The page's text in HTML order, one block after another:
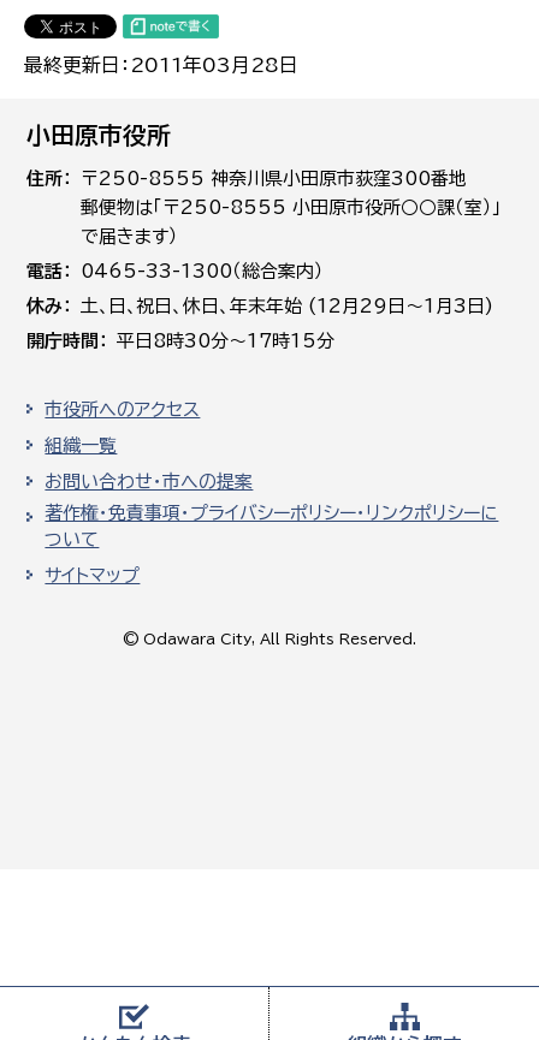
最終更新日：2011年03月28日
小田原市役所
住所
〒250-8555 神奈川県小田原市荻窪300番地
郵便物は「〒250-8555 小田原市役所○○課（室）」
で届きます）
電話
0465-33-1300（総合案内）
休み
土､日､祝日、休日、年末年始 (12月29日～1月3日)
開庁時間
平日8時30分～17時15分
市役所へのアクセス
組織一覧
お問い合わせ・市への提案
著作権・免責事項・プライバシーポリシー・リンクポリシーに
ついて
サイトマップ
© Odawara City, All Rights Reserved.